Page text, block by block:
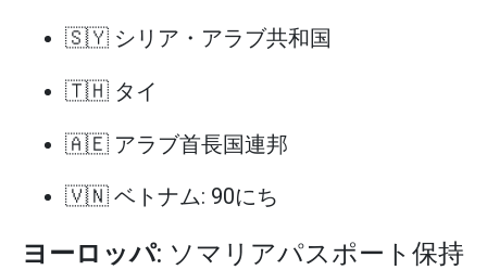
🇸🇾 シリア・アラブ共和国
🇹🇭 タイ
🇦🇪 アラブ首長国連邦
🇻🇳 ベトナム: 90にち
ヨーロッパ: ソマリアパスポート保持